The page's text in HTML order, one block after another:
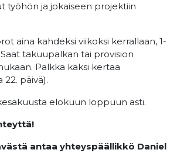
työhön ja jokaiseen projektiin
aina kahdeksi viikoksi kerrallaan, 1-
takuupalkan tai provision
Palkka kaksi kertaa
22. päivä).
elokuun loppuun asti.
antaa yhteyspäällikkö Daniel